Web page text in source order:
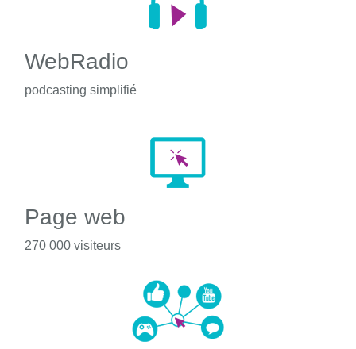
WebRadio
podcasting simplifié
Page web
270 000 visiteurs